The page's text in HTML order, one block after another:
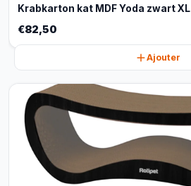
Krabkarton kat MDF Yoda zwart XL
€82,50
Ajouter